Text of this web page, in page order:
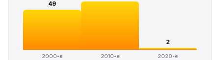
49
2000-е 2010-е
2
2020-е